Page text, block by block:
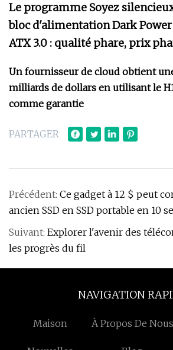
Le programme Soyez
bloc d'alimentation Dark Power
ATX 3.0 : qualité phare, prix
Un fournisseur de cloud obtient
milliards de dollars en utilisant le
comme garantie
PARTAGER
Précédent: Ce gadget à 12 $ peut
ancien SSD en SSD portable en 10
Suivant: Explorer l'avenir des
les progrès du fil
NAVIGATION
Maison À Propos De Nous